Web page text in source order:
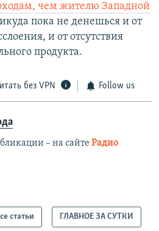
чем жителю Западной
пока не денешься и от
и от отсутствия
продукта.
без VPN Follow us
– на сайте Радио
статьи ГЛАВНОЕ ЗА СУТКИ